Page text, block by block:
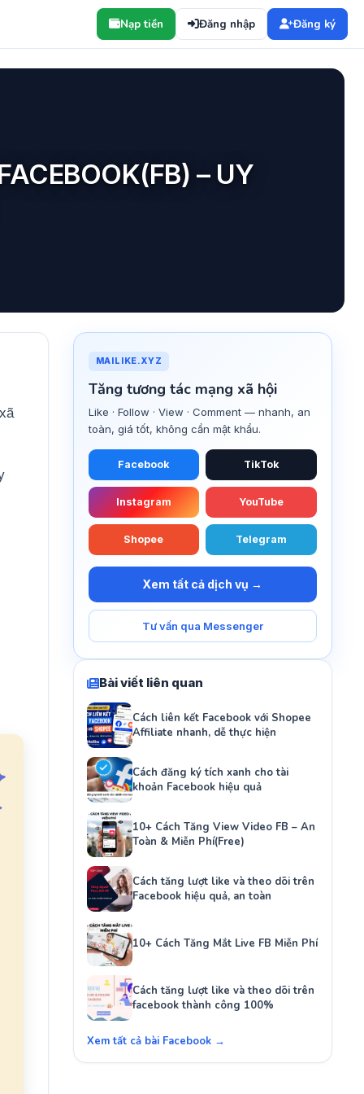
Nạp tiền Đăng nhập Đăng ký
– UY
MAILIKE.XYZ
Tăng tương tác mạng xã hội
Like · Follow · View · Comment — nhanh, an
toàn, giá tốt, không cần mật khẩu.
Facebook TikTok
Instagram YouTube
Shopee Telegram
Xem tất cả dịch vụ →
Tư vấn qua Messenger
Bài viết liên quan
Cách liên kết Facebook với Shopee
Affiliate nhanh, dễ thực hiện
Cách đăng ký tích xanh cho tài
khoản Facebook hiệu quả
10+ Cách Tăng View Video FB – An
Toàn & Miễn Phí(Free)
Cách tăng lượt like và theo dõi trên
Facebook hiệu quả, an toàn
10+ Cách Tăng Mắt Live FB Miễn Phí
Cách tăng lượt like và theo dõi trên
facebook thành công 100%
Xem tất cả bài Facebook →